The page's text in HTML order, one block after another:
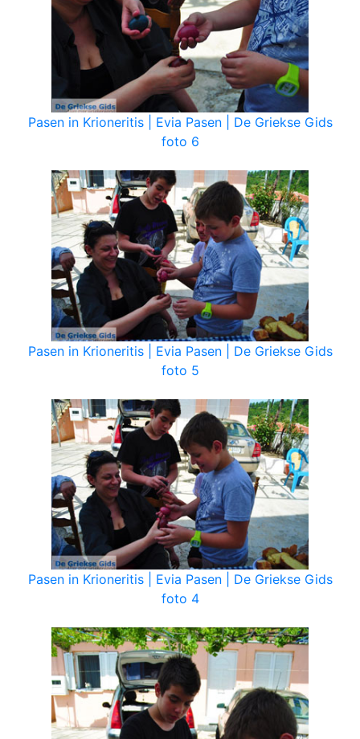
Pasen in Krioneritis | Evia Pasen | De Griekse Gids
foto 6
Pasen in Krioneritis | Evia Pasen | De Griekse Gids
foto 5
Pasen in Krioneritis | Evia Pasen | De Griekse Gids
foto 4